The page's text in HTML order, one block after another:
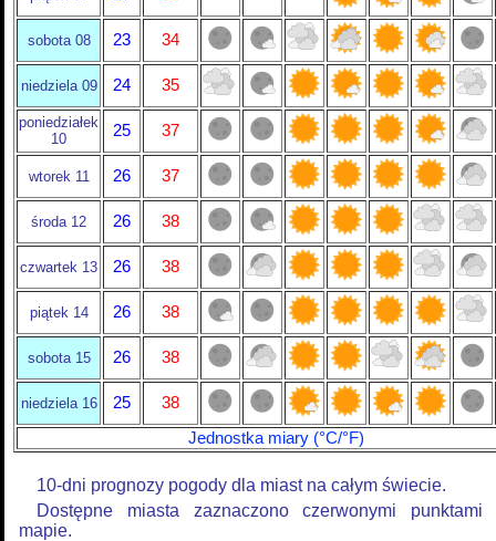
sobota 08 23 34
niedziela 09 24 35
poniedziałek
10
25 37
wtorek 11 26 37
środa 12 26 38
czwartek 13 26 38
piątek 14 26 38
sobota 15 26 38
niedziela 16 25
38
Jednostka miary (°C/°F)
10-dni prognozy pogody dla miast na całym świecie.
Dostępne miasta zaznaczono czerwonymi punktami
mapie.